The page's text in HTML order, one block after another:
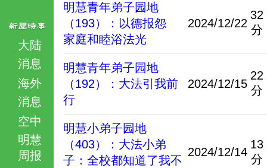
大陆
消息
海外
消息
空中
明慧
周报
明慧青年弟子园地
（193）：以德报怨
家庭和睦浴法光
2024/12/22
32
分
明慧青年弟子园地
（192）：大法引我前
行
2024/12/15
22
分
明慧小弟子园地
（403）：大法小弟
子：全校都知道了我不
2024/12/14
13
分